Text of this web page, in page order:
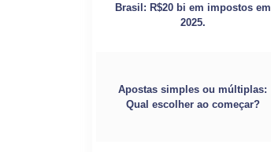
Brasil: R$20 bi em impostos em
2025.
Apostas simples ou múltiplas:
Qual escolher ao começar?